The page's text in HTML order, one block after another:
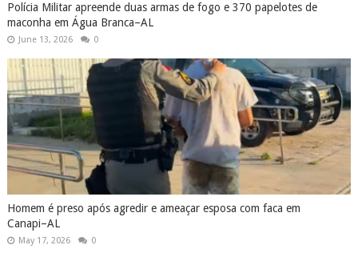
Polícia Militar apreende duas armas de fogo e 370 papelotes de
maconha em Água Branca–AL
June 13, 2026 0
Homem é preso após agredir e ameaçar esposa com faca em
Canapi–AL
May 17, 2026 0